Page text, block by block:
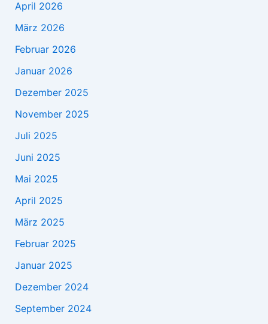
April 2026
März 2026
Februar 2026
Januar 2026
Dezember 2025
November 2025
Juli 2025
Juni 2025
Mai 2025
April 2025
März 2025
Februar 2025
Januar 2025
Dezember 2024
September 2024